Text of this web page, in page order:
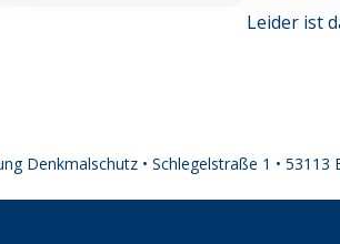
Leider ist
Denkmalschutz • Schlegelstraße 1 • 53113